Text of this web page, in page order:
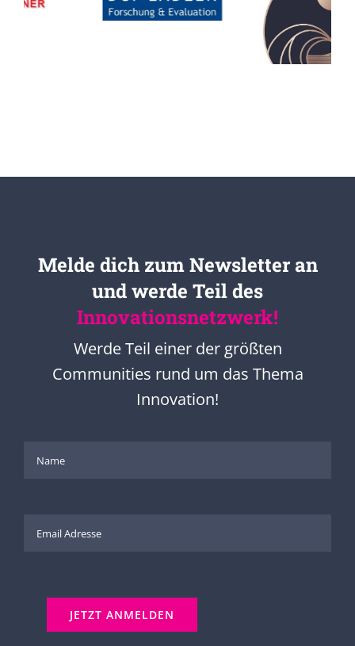
Melde dich zum Newsletter an
und werde Teil des
Innovationsnetzwerk!
Werde Teil einer der größten